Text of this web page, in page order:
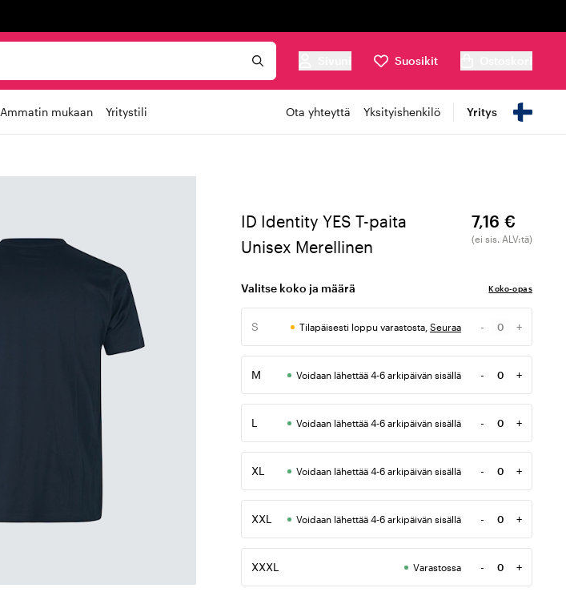
Suosikit
Ammatin mukaan Yritystili Ota yhteyttä Yksityishenkilö Yritys
ID Identity YES T-paita
Unisex Merellinen
7,16 €
(ei sis. ALV:tä)
Valitse koko ja määrä Koko-opas
S Tilapäisesti loppu varastosta, Seuraa -
Määrä
+
M Voidaan lähettää 4-6 arkipäivän sisällä -
Määrä
+
L Voidaan lähettää 4-6 arkipäivän sisällä -
Määrä
+
XL Voidaan lähettää 4-6 arkipäivän sisällä -
Määrä
+
XXL Voidaan lähettää 4-6 arkipäivän sisällä -
Määrä
+
XXXL Varastossa -
Määrä
+